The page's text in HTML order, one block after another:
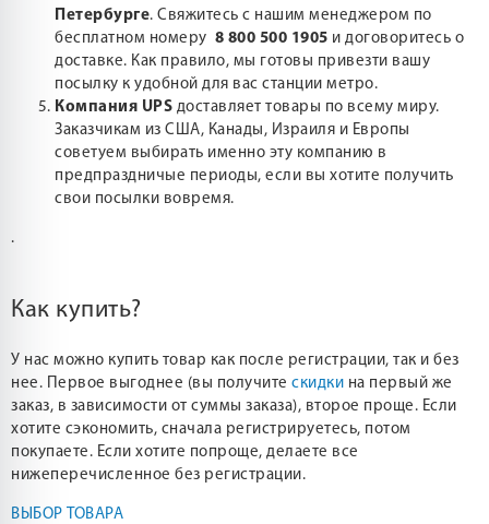
Петербурге. Свяжитесь с нашим менеджером по
бесплатном номеру 8 800 500 1905 и договоритесь о
доставке. Как правило, мы готовы привезти вашу
посылку к удобной для вас станции метро.
Компания UPS доставляет товары по всему миру.
Заказчикам из США, Канады, Израиля и Европы
советуем выбирать именно эту компанию в
предпраздничые периоды, если вы хотите получить
свои посылки вовремя.
.
Как купить?
У нас можно купить товар как после регистрации, так и без
нее. Первое выгоднее (вы получите скидки на первый же
заказ, в зависимости от суммы заказа), второе проще. Если
хотите сэкономить, сначала регистрируетесь, потом
покупаете. Если хотите попроще, делаете все
нижеперечисленное без регистрации.
ВЫБОР ТОВАРА